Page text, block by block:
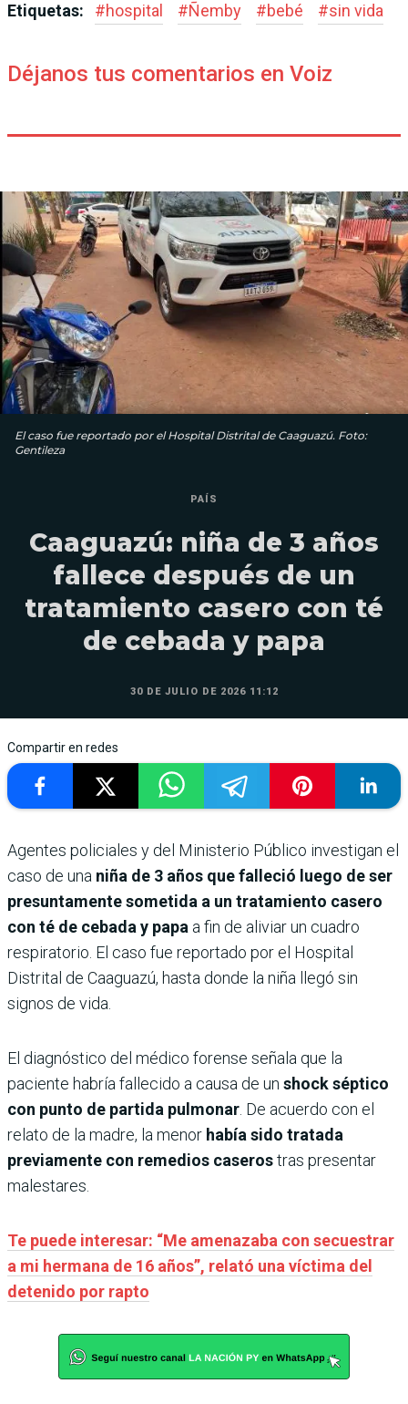
Etiquetas: #hospital #Ñemby #bebé #sin vida
Déjanos tus comentarios en Voiz
El caso fue reportado por el Hospital Distrital de Caaguazú. Foto:
Gentileza
PAÍS
Caaguazú: niña de 3 años
fallece después de un
tratamiento casero con té
de cebada y papa
30 DE JULIO DE 2026 11:12
Compartir en redes
Agentes policiales y del Ministerio Público investigan el
caso de una niña de 3 años que falleció luego de ser
presuntamente sometida a un tratamiento casero
con té de cebada y papa a fin de aliviar un cuadro
respiratorio. El caso fue reportado por el Hospital
Distrital de Caaguazú, hasta donde la niña llegó sin
signos de vida.
El diagnóstico del médico forense señala que la
paciente habría fallecido a causa de un shock séptico
con punto de partida pulmonar . De acuerdo con el
relato de la madre, la menor había sido tratada
previamente con remedios caserostras presentar
malestares.
Te puede interesar: “Me amenazaba con secuestrar
a mi hermana de 16 años”, relató una víctima del
detenido por rapto